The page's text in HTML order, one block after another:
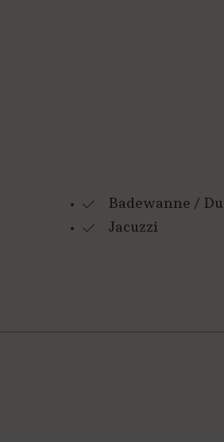
Badewanne /
Jacuzzi